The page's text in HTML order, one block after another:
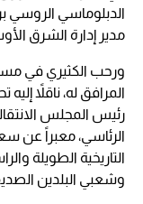
الدبلوماسي الروسي
مدير إدارة الشرق
ورحب الكثيري في
المرافق له، ناقلاً
رئيس المجلس
الرئاسي، معبراً عن
التاريخية الطويلة
وشعبي البلدين